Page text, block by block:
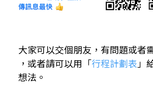
大家可以交個朋友，有問題或者
，或者請可以用「行程計劃表 」
想法。